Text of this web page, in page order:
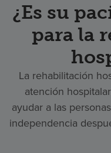
¿Es su
para la
La rehabilitación
atención
ayudar a las
independencia